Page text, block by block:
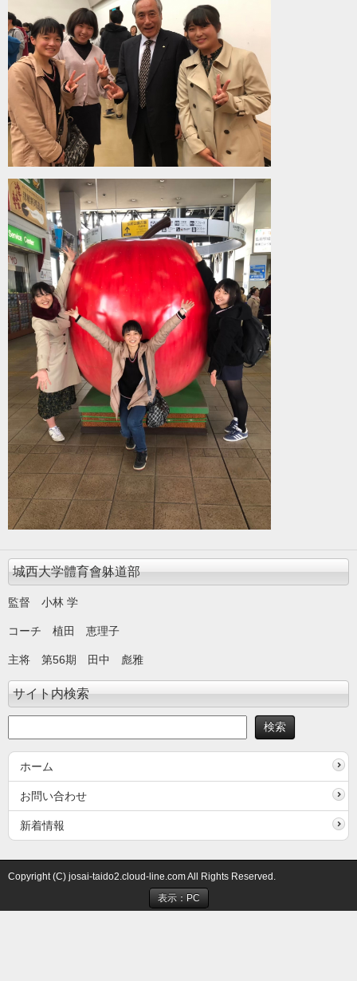
城西大学體育會躰道部
監督 小林 学
コーチ 植田 恵理子
主将 第56期 田中 彪雅
サイト内検索
ホーム
お問い合わせ
新着情報
Copyright (C) josai-taido2.cloud-line.com All Rights Reserved.
表示：PC